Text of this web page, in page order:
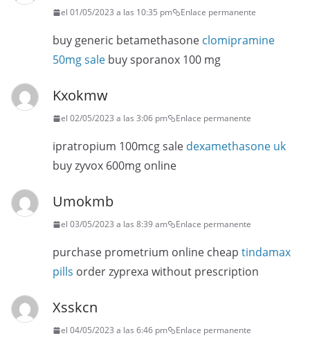
el 01/05/2023 a las 10:35 pm Enlace permanente
buy generic betamethasone clomipramine
50mg sale buy sporanox 100 mg
Kxokmw
el 02/05/2023 a las 3:06 pm Enlace permanente
ipratropium 100mcg sale dexamethasone uk
buy zyvox 600mg online
Umokmb
el 03/05/2023 a las 8:39 am Enlace permanente
purchase prometrium online cheap tindamax
pills order zyprexa without prescription
Xsskcn
el 04/05/2023 a las 6:46 pm Enlace permanente